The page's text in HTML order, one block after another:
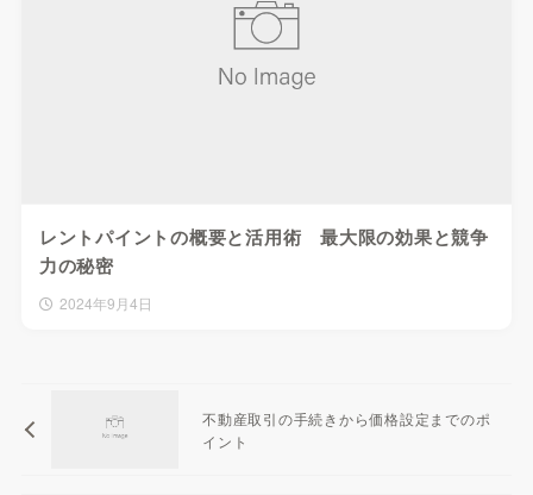
レントパイントの概要と活用術 最大限の効果と競争
力の秘密
2024年9月4日
不動産取引の手続きから価格設定までのポ
イント